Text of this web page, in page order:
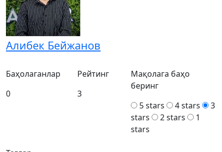
Алибек Бейжанов
Баҳолаганлар
0
Рейтинг
3
Мақолага баҳо
беринг
5 stars
4 stars
3
stars
2 stars
1
stars